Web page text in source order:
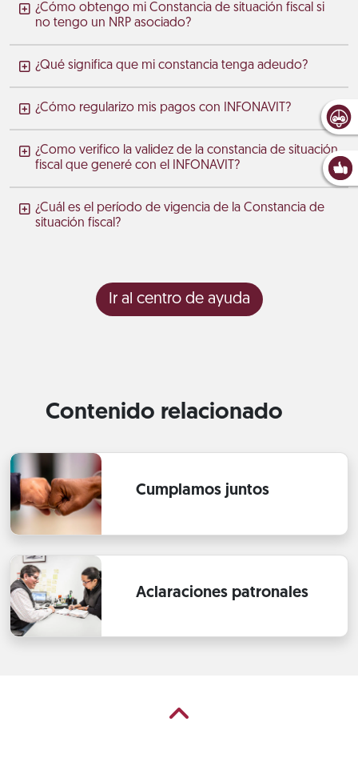
¿Cómo obtengo mi Constancia de situación fiscal si
no tengo un NRP asociado?
¿Qué significa que mi constancia tenga adeudo?
¿Cómo regularizo mis pagos con INFONAVIT?
¿Como verifico la validez de la constancia de situación
fiscal que generé con el INFONAVIT?
¿Cuál es el período de vigencia de la Constancia de
situación fiscal?
Ir al centro de ayuda
Contenido relacionado
Cumplamos juntos
Aclaraciones patronales